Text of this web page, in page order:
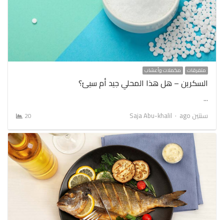
متفرقات مكملات وأعشاب
السكرين – هل هذا المحلي جيد أم سيئ؟
…
سنتين ago
Author
Saja Abu-khalil
20